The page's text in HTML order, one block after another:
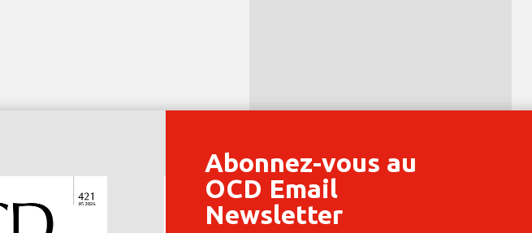
Abonnez-vous au
OCD Email
Newsletter